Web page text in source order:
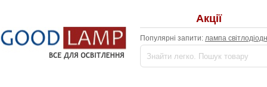
Акції
Популярні запити: лампа